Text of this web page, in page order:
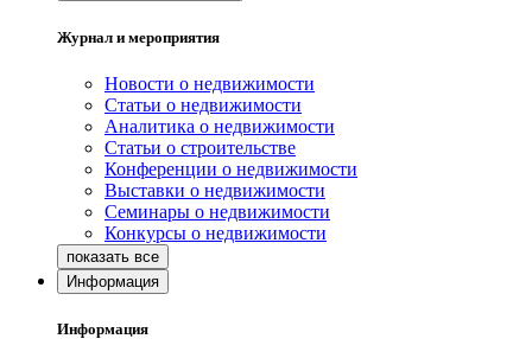
Журнал и мероприятия
Новости о недвижимости
Статьи о недвижимости
Аналитика о недвижимости
Статьи о строительстве
Конференции о недвижимости
Выставки о недвижимости
Семинары о недвижимости
Конкурсы о недвижимости
Информация
Информация